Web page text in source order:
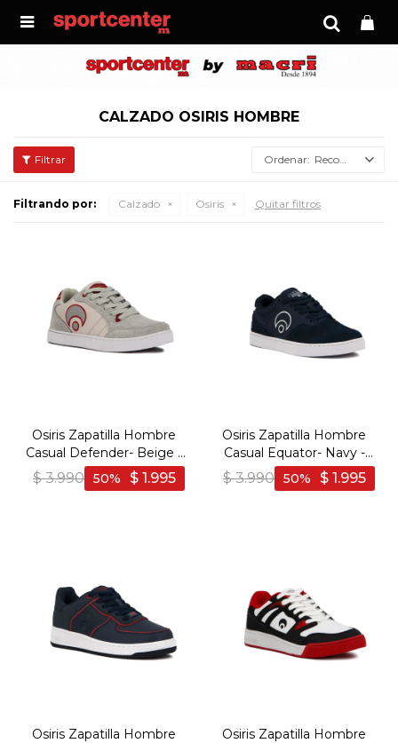

CALZADO OSIRIS HOMBRE
Recomendados
Filtrando por: Calzado Osiris Quitar filtros
Osiris Zapatilla Hombre
Casual Defender- Beige -
Beige
$ 3.990 $ 1.995
50
Osiris Zapatilla Hombre
Casual Equator- Navy -
Marino
$ 3.990 $ 1.995
50
Osiris Zapatilla Hombre
Osiris Zapatilla Hombre